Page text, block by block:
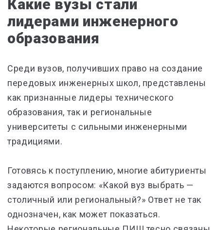
Какие вузы стали
лидерами инженерного
образования
Среди вузов, получивших право на создание
передовых инженерных школ, представлены
как признанные лидеры технического
образования, так и региональные
университеты с сильными инженерными
традициями.
Готовясь к поступлению, многие абитуриенты
задаются вопросом: «Какой вуз выбрать —
столичный или региональный?» Ответ не так
однозначен, как может показаться.